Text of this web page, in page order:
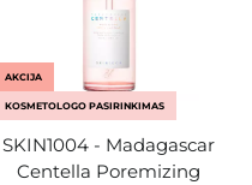
AKCIJA
KOSMETOLOGO PASIRINKIMAS
SKIN1004 - Madagascar
Centella Poremizing